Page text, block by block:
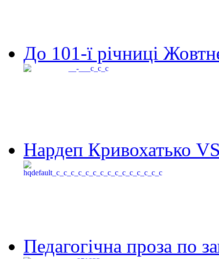
До 101-ї річниці
Нардеп Кривохатько
Педагогічна проза по